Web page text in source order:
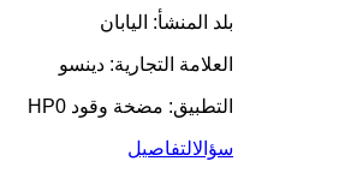
بلد المنشأ: اليابان
العلامة التجارية: دينسو
التطبيق: مضخة وقود HP0
سؤالالتفاصيل